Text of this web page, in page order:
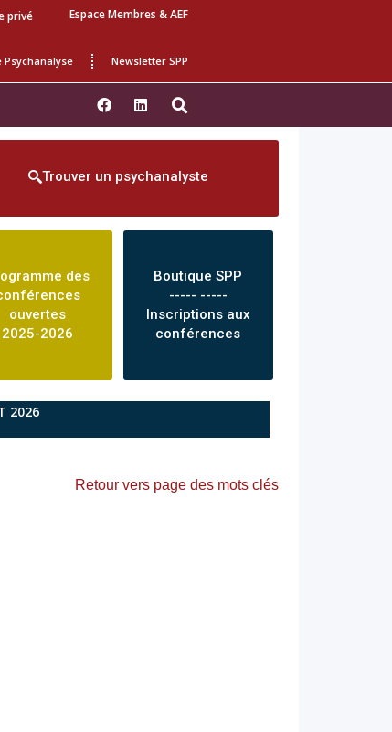
privé Espace Membres & AEF
Psychanalyse Newsletter SPP
Trouver un psychanalyste
des
ouvertes
2025-2026
Boutique SPP
----- -----
Inscriptions aux
conférences
2026
Retour vers page des mots clés